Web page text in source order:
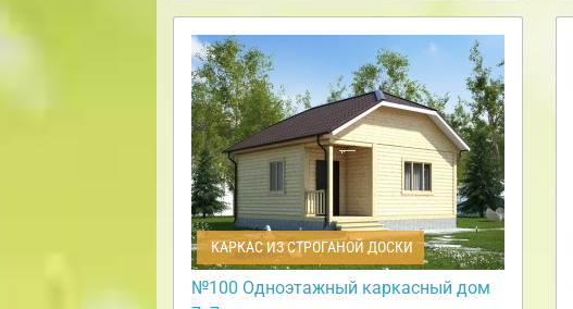
КАРКАС ИЗ СТРОГАНОЙ ДОСКИ
№100 Одноэтажный каркасный дом